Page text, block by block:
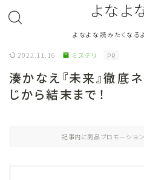
よなよ
よなよな読みたくなる
ジャンル Genre
2022.11.16 ミステリ PR
湊かなえ『未来』徹底
じから結末まで！
記事内に商品プロモーショ